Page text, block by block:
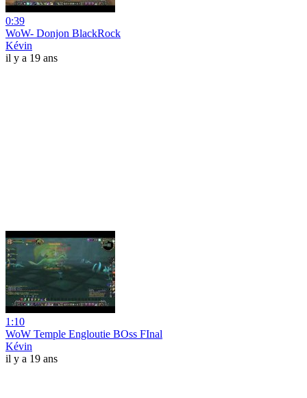
0:39
WoW- Donjon BlackRock
Kévin
il y a 19 ans
1:10
WoW Temple Engloutie BOss FInal
Kévin
il y a 19 ans